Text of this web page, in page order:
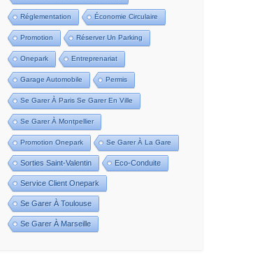
Réglementation Économie Circulaire
Promotion Réserver Un Parking
Onepark Entreprenariat
Garage Automobile Permis
Se Garer À Paris Se Garer En Ville
Se Garer À Montpellier
Promotion Onepark Se Garer À La Gare
Sorties Saint-Valentin Eco-Conduite
Service Client Onepark
Se Garer À Toulouse
Se Garer À Marseille